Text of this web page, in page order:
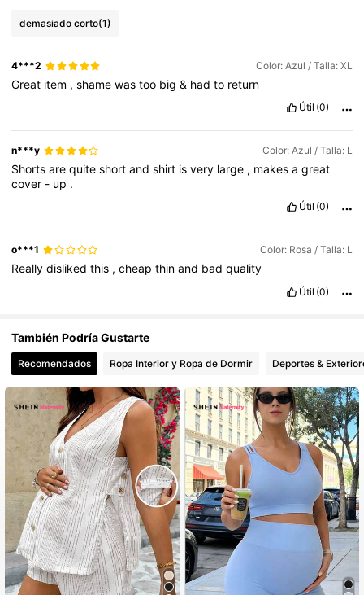
4,79 482K Seguidores
4,79 482K Seguidores
482K Seguidores
demasiado corto(1)
4***2 Color: Azul / Talla: XL
Great item ,shamewastoo big& hadto return
Útil (0)
n***y Color: Azul / Talla: L
Shortsarequiteshortandshirt isvery large , makesagreat
cover - up .
Útil (0)
o***1 Color: Rosa / Talla: L
Reallydislikedthis ,cheapthinand badquality
Útil (0)
También Podría Gustarte
Recomendados Ropa Interior y Ropa de Dormir Deportes &